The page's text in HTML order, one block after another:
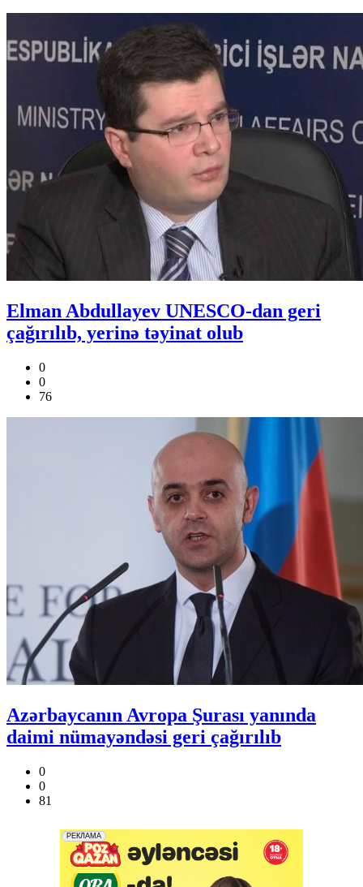
Elman Abdullayev UNESCO-dan geri
çağırılıb, yerinə təyinat olub
0
0
76
Azərbaycanın Avropa Şurası yanında
daimi nümayəndəsi geri çağırılıb
0
0
81